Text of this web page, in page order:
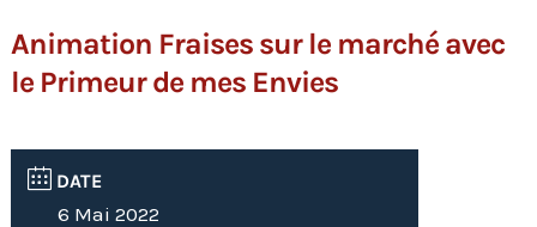
Animation Fraises sur le marché avec
le Primeur de mes Envies
DATE
6 Mai 2022